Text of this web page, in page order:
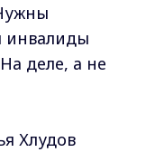
инвалиды
деле, а не
Хлудов